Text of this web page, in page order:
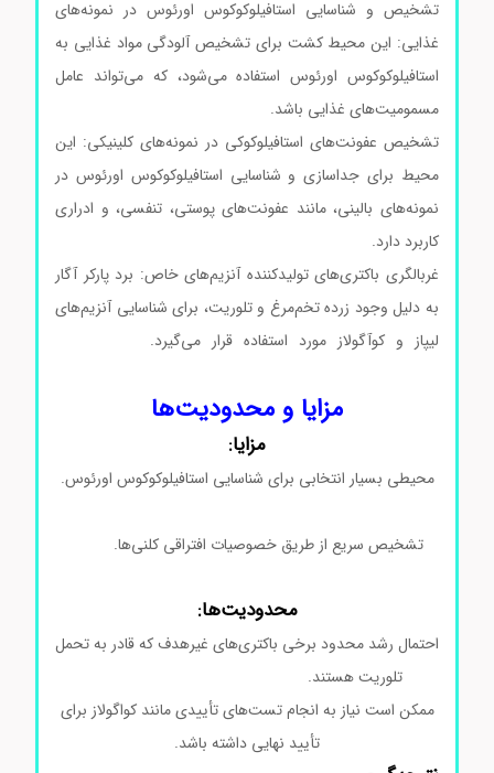
تشخیص و شناسایی استافیلوکوکوس اورئوس در نمونه‌های
غذایی: این محیط کشت برای تشخیص آلودگی مواد غذایی به
استافیلوکوکوس اورئوس استفاده می‌شود، که می‌تواند عامل
مسمومیت‌های غذایی باشد.
تشخیص عفونت‌های استافیلوکوکی در نمونه‌های کلینیکی: این
محیط برای جداسازی و شناسایی استافیلوکوکوس اورئوس در
نمونه‌های بالینی، مانند عفونت‌های پوستی، تنفسی، و ادراری
کاربرد دارد.
غربالگری باکتری‌های تولیدکننده آنزیم‌های خاص: برد پارکر آگار
به دلیل وجود زرده تخم‌مرغ و تلوریت، برای شناسایی آنزیم‌های
لیپاز و کوآگولاز مورد استفاده قرار می‌گیرد.محیط کشت
مزایا و محدودیت‌ها
مزایا:
محیطی بسیار انتخابی برای شناسایی استافیلوکوکوس اورئوس.
تشخیص سریع از طریق خصوصیات افتراقی کلنی‌ها.محیط
محدودیت‌ها:
احتمال رشد محدود برخی باکتری‌های غیرهدف که قادر به تحمل
تلوریت هستند.محیط کشت بردپارکرآگار کد105406
ممکن است نیاز به انجام تست‌های تأییدی مانند کواگولاز برای
تأیید نهایی داشته باشد.